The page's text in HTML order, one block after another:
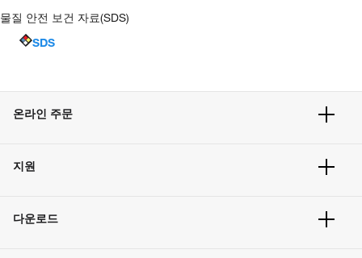
물질 안전 보건 자료(SDS)
SDS
온라인 주문
주문 방법
벌크 주문
지원
고객 센터
다운로드